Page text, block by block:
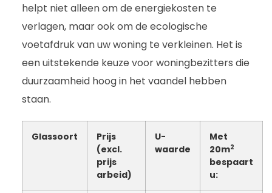
helpt niet alleen om de energiekosten te
verlagen, maar ook om de ecologische
voetafdruk van uw woning te verkleinen. Het is
een uitstekende keuze voor woningbezitters die
duurzaamheid hoog in het vaandel hebben
staan.
Glassoort
Prijs
(excl.
prijs
arbeid)
U-
waarde
Met
20m2
bespaart
u: